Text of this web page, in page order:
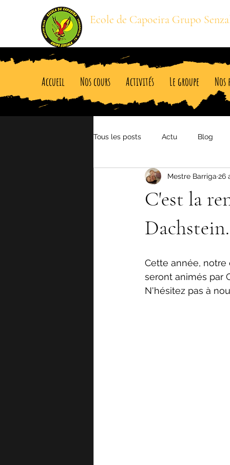
Ecole de Capoeira Grupo
Accueil Nos cours Activités Le groupe Nos
Tous les posts Actu Blog
C'est la
Dachstein.
Mestre Barriga 26
Cette année,
seront animés par
N'hésitez pas à